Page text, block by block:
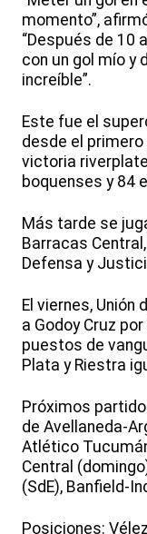
momento”,
“Después de 10
con un gol mío y
increíble”.
Este fue el
desde el primero
victoria
boquenses y 84
Más tarde se
Barracas
Defensa y
El viernes, Unión
a Godoy Cruz
puestos de
Plata y Riestra
Próximos
de Avellaneda-
Atlético
Central
(SdE), Banfield-
Posiciones: